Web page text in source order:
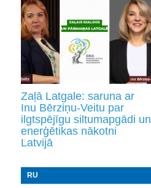
Zaļā Latgale: saruna ar
Inu Bērziņu-Veitu par
ilgtspējīgu siltumapgādi un
enerģētikas nākotni
Latvijā
RU